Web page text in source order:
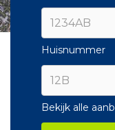
Huisnummer
Bekijk alle